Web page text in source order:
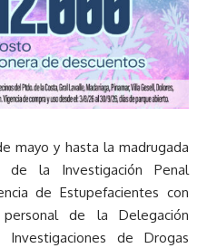
mayo y hasta la madrugada
la Investigación Penal
de Estupefacientes con
personal de la Delegación
de Drogas